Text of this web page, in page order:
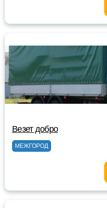
Везет добро
МЕЖГОРОД